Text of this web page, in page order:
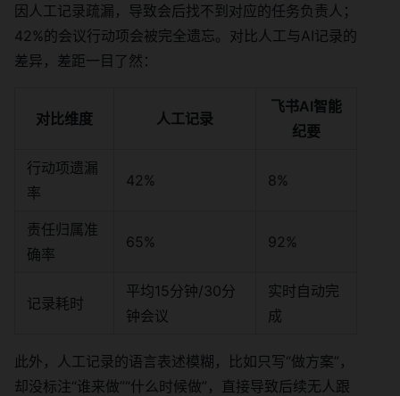
因人工记录疏漏，导致会后找不到对应的任务负责人；
42%的会议行动项会被完全遗忘。对比人工与AI记录的
差异，差距一目了然：
对比维度 人工记录
飞书AI智能
纪要
行动项遗漏
率
42% 8%
责任归属准
确率
65% 92%
记录耗时
平均15分钟/30分
钟会议
实时自动完
成
此外，人工记录的语言表述模糊，比如只写“做方案”，
却没标注“谁来做”“什么时候做”，直接导致后续无人跟